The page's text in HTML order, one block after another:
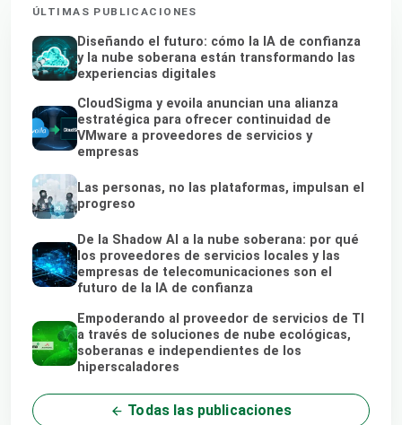
ÚLTIMAS PUBLICACIONES
Diseñando el futuro: cómo la IA de confianza
y la nube soberana están transformando las
experiencias digitales
CloudSigma y evoila anuncian una alianza
estratégica para ofrecer continuidad de
VMware a proveedores de servicios y
empresas
Las personas, no las plataformas, impulsan el
progreso
De la Shadow AI a la nube soberana: por qué
los proveedores de servicios locales y las
empresas de telecomunicaciones son el
futuro de la IA de confianza
Empoderando al proveedor de servicios de TI
a través de soluciones de nube ecológicas,
soberanas e independientes de los
hiperscaladores
Todas las publicaciones